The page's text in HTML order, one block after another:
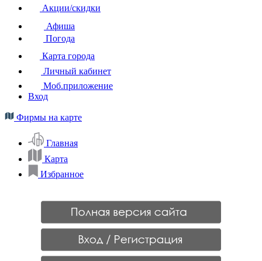
Акции/скидки
Афиша
Погода
Карта города
Личный кабинет
Моб.приложение
Вход
Фирмы на карте
Главная
Карта
Избранное